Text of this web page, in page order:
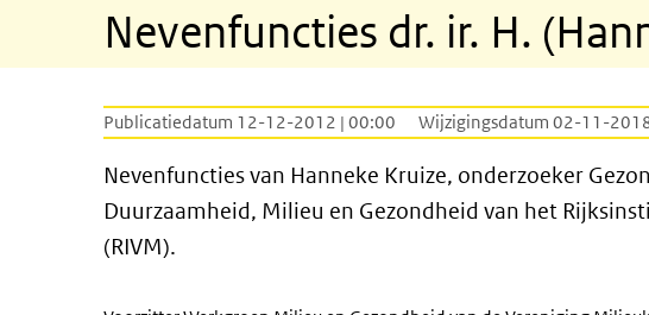
Nevenfuncties dr. ir. H.
Publicatiedatum 12-12-2012 | 00:00 Wijzigingsdatum 02-11-
Nevenfuncties van Hanneke Kruize, onderzoeker
Duurzaamheid, Milieu en Gezondheid van het
(RIVM).